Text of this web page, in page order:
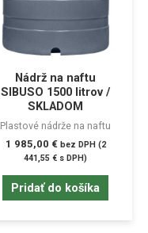
Nádrž na naftu
SIBUSO 1500 litrov /
SKLADOM
Plastové nádrže na naftu
1 985,00 € bez DPH (2
441,55 € s DPH)
Pridať do košíka